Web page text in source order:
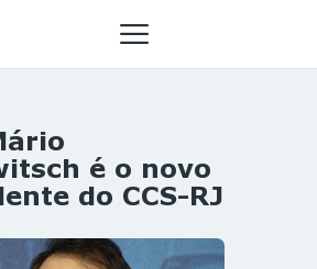
DE
é o novo
do CCS-RJ